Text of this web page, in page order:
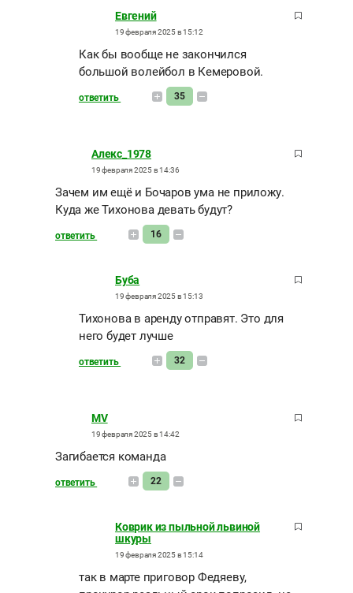
Евгений
19 февраля 2025 в 15:12
Как бы вообще не закончился
большой волейбол в Кемеровой.
ответить 35
Алекс_1978
19 февраля 2025 в 14:36
Зачем им ещё и Бочаров ума не приложу.
Куда же Тихонова девать будут?
ответить 16
Буба
19 февраля 2025 в 15:13
Тихонова в аренду отправят. Это для
него будет лучше
ответить 32
MV
19 февраля 2025 в 14:42
Загибается команда
ответить 22
Коврик из пыльной львиной
шкуры
19 февраля 2025 в 15:14
так в марте приговор Федяеву,